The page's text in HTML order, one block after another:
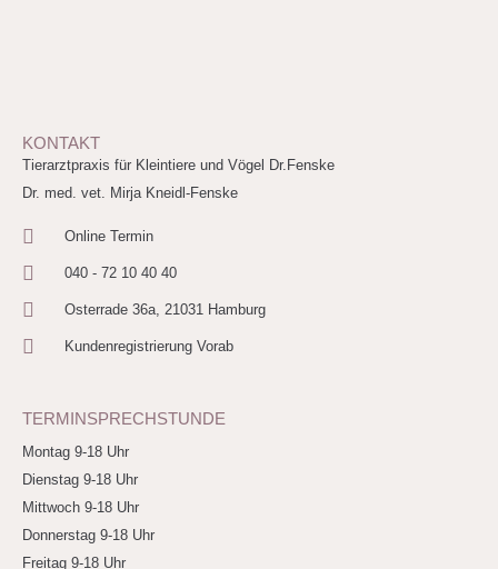
KONTAKT
Tierarztpraxis für Kleintiere und Vögel Dr.Fenske
Dr. med. vet. Mirja Kneidl-Fenske
Online Termin
040 - 72 10 40 40
Osterrade 36a, 21031 Hamburg
Kundenregistrierung Vorab
TERMINSPRECHSTUNDE
Montag 9-18 Uhr
Dienstag 9-18 Uhr
Mittwoch 9-18 Uhr
Donnerstag 9-18 Uhr
Freitag 9-18 Uhr